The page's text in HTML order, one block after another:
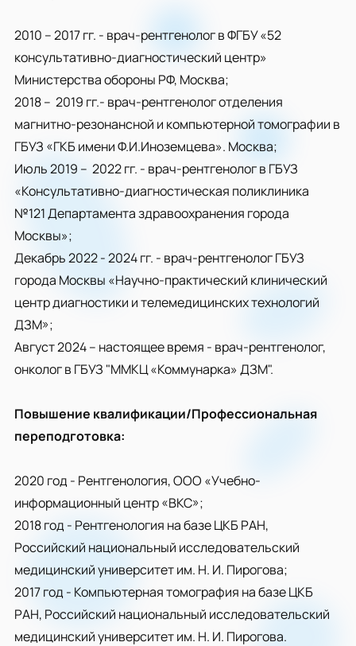
2010 – 2017 гг. - врач-рентгенолог в ФГБУ «52
консультативно-диагностический центр»
Министерства обороны РФ, Москва;
2018 – 2019 гг.- врач-рентгенолог отделения
магнитно-резонансной и компьютерной томографии в
ГБУЗ «ГКБ имени Ф.И.Иноземцева». Москва;
Июль 2019 – 2022 гг. - врач-рентгенолог в ГБУЗ
«Консультативно-диагностическая поликлиника
№121 Департамента здравоохранения города
Москвы»;
Декабрь 2022 - 2024 гг. - врач-рентгенолог ГБУЗ
города Москвы «Научно-практический клинический
центр диагностики и телемедицинских технологий
ДЗМ»;
Август 2024 – настоящее время - врач-рентгенолог,
онколог в ГБУЗ "ММКЦ «Коммунарка» ДЗМ".
Повышение квалификации/Профессиональная
переподготовка:
2020 год - Рентгенология, ООО «Учебно-
информационный центр «ВКС»;
2018 год - Рентгенология на базе ЦКБ РАН,
Российский национальный исследовательский
медицинский университет им. Н. И. Пирогова;
2017 год - Компьютерная томография на базе ЦКБ
РАН, Российский национальный исследовательский
медицинский университет им. Н. И. Пирогова.